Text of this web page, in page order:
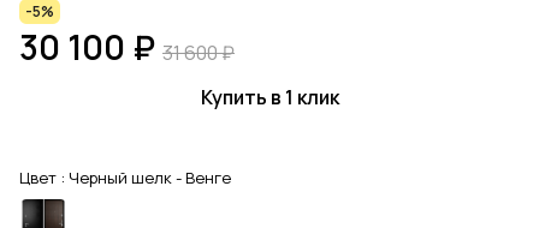
-5%
30 100 ₽ 31 600 ₽
Купить в 1 клик
Цвет : Черный шелк - Венге